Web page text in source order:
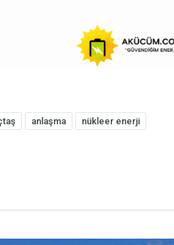
anlaşma
nükleer enerji